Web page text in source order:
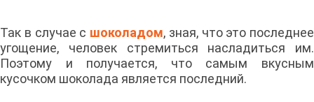
Так в случае с шоколадом, зная, что это последнее
угощение, человек стремиться насладиться им.
Поэтому и получается, что самым вкусным
кусочком шоколада является последний.